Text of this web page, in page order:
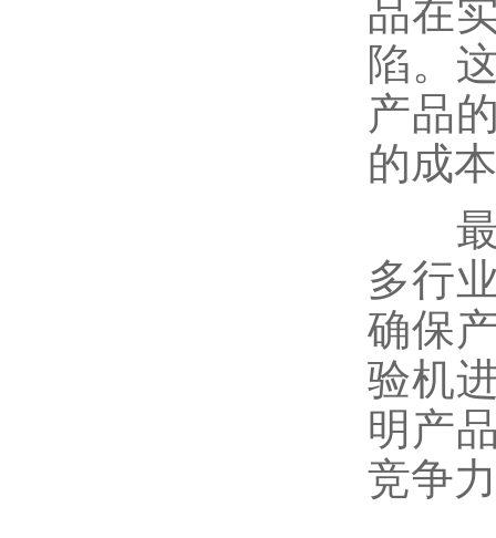
品在
陷。
产品
的成
最
多行
确保
验机
明产
竞争